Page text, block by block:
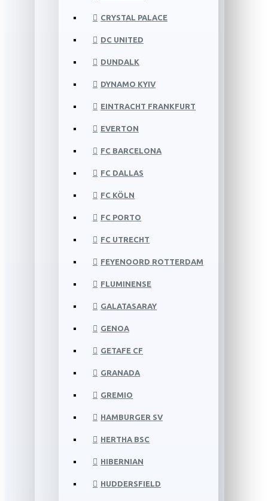
CRYSTAL PALACE
DC UNITED
DUNDALK
DYNAMO KYIV
EINTRACHT FRANKFURT
EVERTON
FC BARCELONA
FC DALLAS
FC KÖLN
FC PORTO
FC UTRECHT
FEYENOORD ROTTERDAM
FLUMINENSE
GALATASARAY
GENOA
GETAFE CF
GRANADA
GREMIO
HAMBURGER SV
HERTHA BSC
HIBERNIAN
HUDDERSFIELD